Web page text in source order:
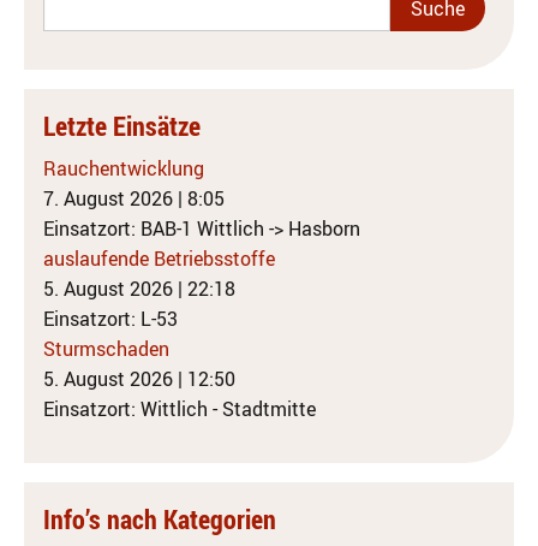
Letzte Einsätze
Rauchentwicklung
7. August 2026 | 8:05
Einsatzort: BAB-1 Wittlich -> Hasborn
auslaufende Betriebsstoffe
5. August 2026 | 22:18
Einsatzort: L-53
Sturmschaden
5. August 2026 | 12:50
Einsatzort: Wittlich - Stadtmitte
Info’s nach Kategorien